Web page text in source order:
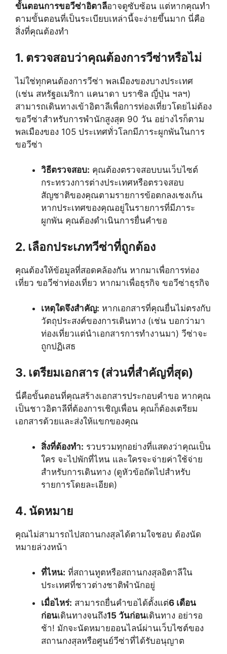
ขั้นตอนการขอวีซ่าอิตาลีอาจดูซับซ้อน แต่หากคุณทำ
ตามขั้นตอนที่เป็นระเบียบเหล่านี้จะง่ายขึ้นมาก นี่คือ
สิ่งที่คุณต้องทำ
1. ตรวจสอบว่าคุณต้องการวีซ่าหรือไม่
ไม่ใช่ทุกคนต้องการวีซ่า พลเมืองของบางประเทศ
(เช่น สหรัฐอเมริกา แคนาดา บราซิล ญี่ปุ่น ฯลฯ)
สามารถเดินทางเข้าอิตาลีเพื่อการท่องเที่ยวโดยไม่ต้อง
ขอวีซ่าสำหรับการพำนักสูงสุด 90 วัน อย่างไรก็ตาม
พลเมืองของ 105 ประเทศทั่วโลกมีภาระผูกพันในการ
ขอวีซ่า
วิธีตรวจสอบ: คุณต้องตรวจสอบบนเว็บไซต์
กระทรวงการต่างประเทศหรือตรวจสอบ
สัญชาติของคุณตามรายการข้อตกลงเชงเก้น
หากประเทศของคุณอยู่ในรายการที่มีภาระ
ผูกพัน คุณต้องดำเนินการยื่นคำขอ
2. เลือกประเภทวีซ่าที่ถูกต้อง
คุณต้องให้ข้อมูลที่สอดคล้องกัน หากมาเพื่อการท่อง
เที่ยว ขอวีซ่าท่องเที่ยว หากมาเพื่อธุรกิจ ขอวีซ่าธุรกิจ
เหตุใดจึงสำคัญ: หากเอกสารที่คุณยื่นไม่ตรงกับ
วัตถุประสงค์ของการเดินทาง (เช่น บอกว่ามา
ท่องเที่ยวแต่นำเอกสารการทำงานมา) วีซ่าจะ
ถูกปฏิเสธ
3. เตรียมเอกสาร (ส่วนที่สำคัญที่สุด)
นี่คือขั้นตอนที่คุณสร้างเอกสารประกอบคำขอ หากคุณ
เป็นชาวอิตาลีที่ต้องการเชิญเพื่อน คุณก็ต้องเตรียม
เอกสารด้วยและส่งให้แขกของคุณ
สิ่งที่ต้องทำ: รวบรวมทุกอย่างที่แสดงว่าคุณเป็น
ใคร จะไปพักที่ไหน และใครจะจ่ายค่าใช้จ่าย
สำหรับการเดินทาง (ดูหัวข้อถัดไปสำหรับ
รายการโดยละเอียด)
4. นัดหมาย
คุณไม่สามารถไปสถานกงสุลได้ตามใจชอบ ต้องนัด
หมายล่วงหน้า
ที่ไหน: ที่สถานทูตหรือสถานกงสุลอิตาลีใน
ประเทศที่ชาวต่างชาติพำนักอยู่
เมื่อไหร่: สามารถยื่นคำขอได้ตั้งแต่6 เดือน
ก่อนเดินทางจนถึง15 วันก่อนเดินทาง อย่ารอ
ช้า! มักจะนัดหมายออนไลน์ผ่านเว็บไซต์ของ
สถานกงสุลหรือศูนย์วีซ่าที่ได้รับอนุญาต